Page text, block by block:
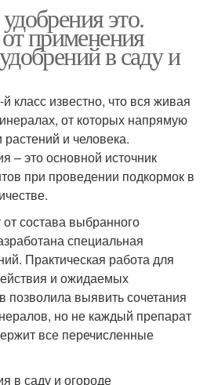
это.
применения
в саду и
класс известно, что вся живая
от которых напрямую
растений и человека.
– это основной источник
при проведении подкормок в
состава выбранного
специальная
Практическая работа для
и ожидаемых
позволила выявить сочетания
но не каждый препарат
все перечисленные
в саду и огороде